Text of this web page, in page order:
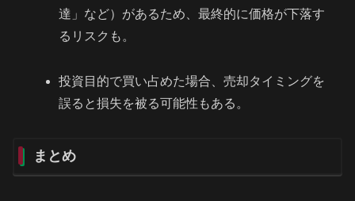
達」など）があるため、最終的に価格が下落す
るリスクも。
投資目的で買い占めた場合、売却タイミングを
誤ると損失を被る可能性もある。
まとめ